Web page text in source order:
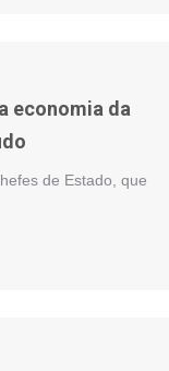
economia da
de Estado, que